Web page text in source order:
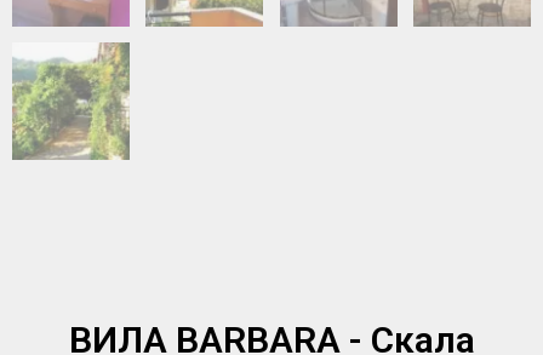
ВИЛА BARBARA - Скала